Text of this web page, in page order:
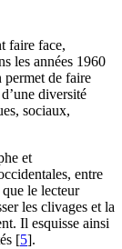
faire face,
les années 1960
permet de faire
diversité
sociaux,
et
entre
le lecteur
les clivages et la
Il esquisse ainsi
[5].